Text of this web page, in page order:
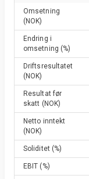
Omsetning
(NOK)
Endring i
omsetning (%)
Driftsresultatet
(NOK)
Resultat før
skatt (NOK)
Netto inntekt
(NOK)
Soliditet (%)
EBIT (%)